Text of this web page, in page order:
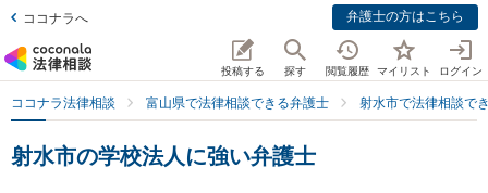
ココナラへ 弁護士の方はこちら
投稿する 探す 閲覧履歴 マイリスト ログイン
ココナラ法律相談 富山県で法律相談できる弁護士 射水市で法律相談で
射水市の学校法人に強い弁護士